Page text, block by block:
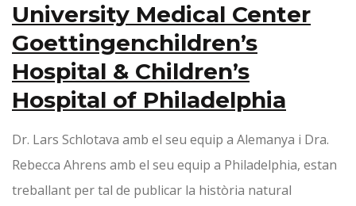
University Medical Center
Goettingenchildren’s
Hospital & Children’s
Hospital of Philadelphia
Dr. Lars Schlotava amb el seu equip a Alemanya i Dra.
Rebecca Ahrens amb el seu equip a Philadelphia, estan
treballant per tal de publicar la història natural